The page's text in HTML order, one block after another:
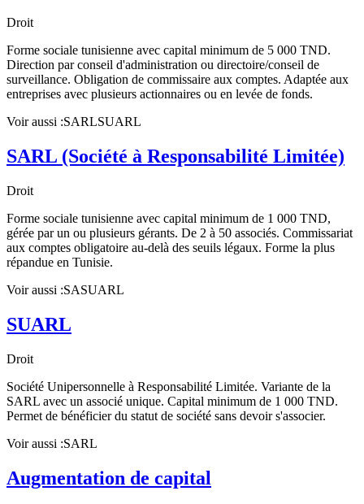
Droit
Forme sociale tunisienne avec capital minimum de 5 000 TND.
Direction par conseil d'administration ou directoire/conseil de
surveillance. Obligation de commissaire aux comptes. Adaptée aux
entreprises avec plusieurs actionnaires ou en levée de fonds.
Voir aussi :SARLSUARL
SARL (Société à Responsabilité Limitée)
Droit
Forme sociale tunisienne avec capital minimum de 1 000 TND,
gérée par un ou plusieurs gérants. De 2 à 50 associés. Commissariat
aux comptes obligatoire au-delà des seuils légaux. Forme la plus
répandue en Tunisie.
Voir aussi :SASUARL
SUARL
Droit
Société Unipersonnelle à Responsabilité Limitée. Variante de la
SARL avec un associé unique. Capital minimum de 1 000 TND.
Permet de bénéficier du statut de société sans devoir s'associer.
Voir aussi :SARL
Augmentation de capital